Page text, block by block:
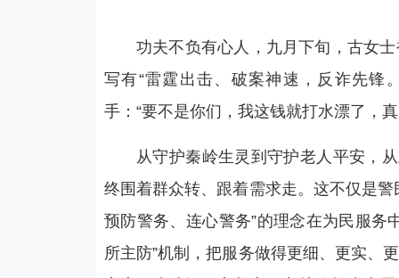
功夫不负有心人，九月下旬，古女
写有“雷霆出击、破案神速，反诈先锋
手：“要不是你们，我这钱就打水漂了，
从守护秦岭生灵到守护老人平安，
终围着群众转、跟着需求走。这不仅是
预防警务、连心警务”的理念在为民服务
所主防”机制，把服务做得更细、更实、